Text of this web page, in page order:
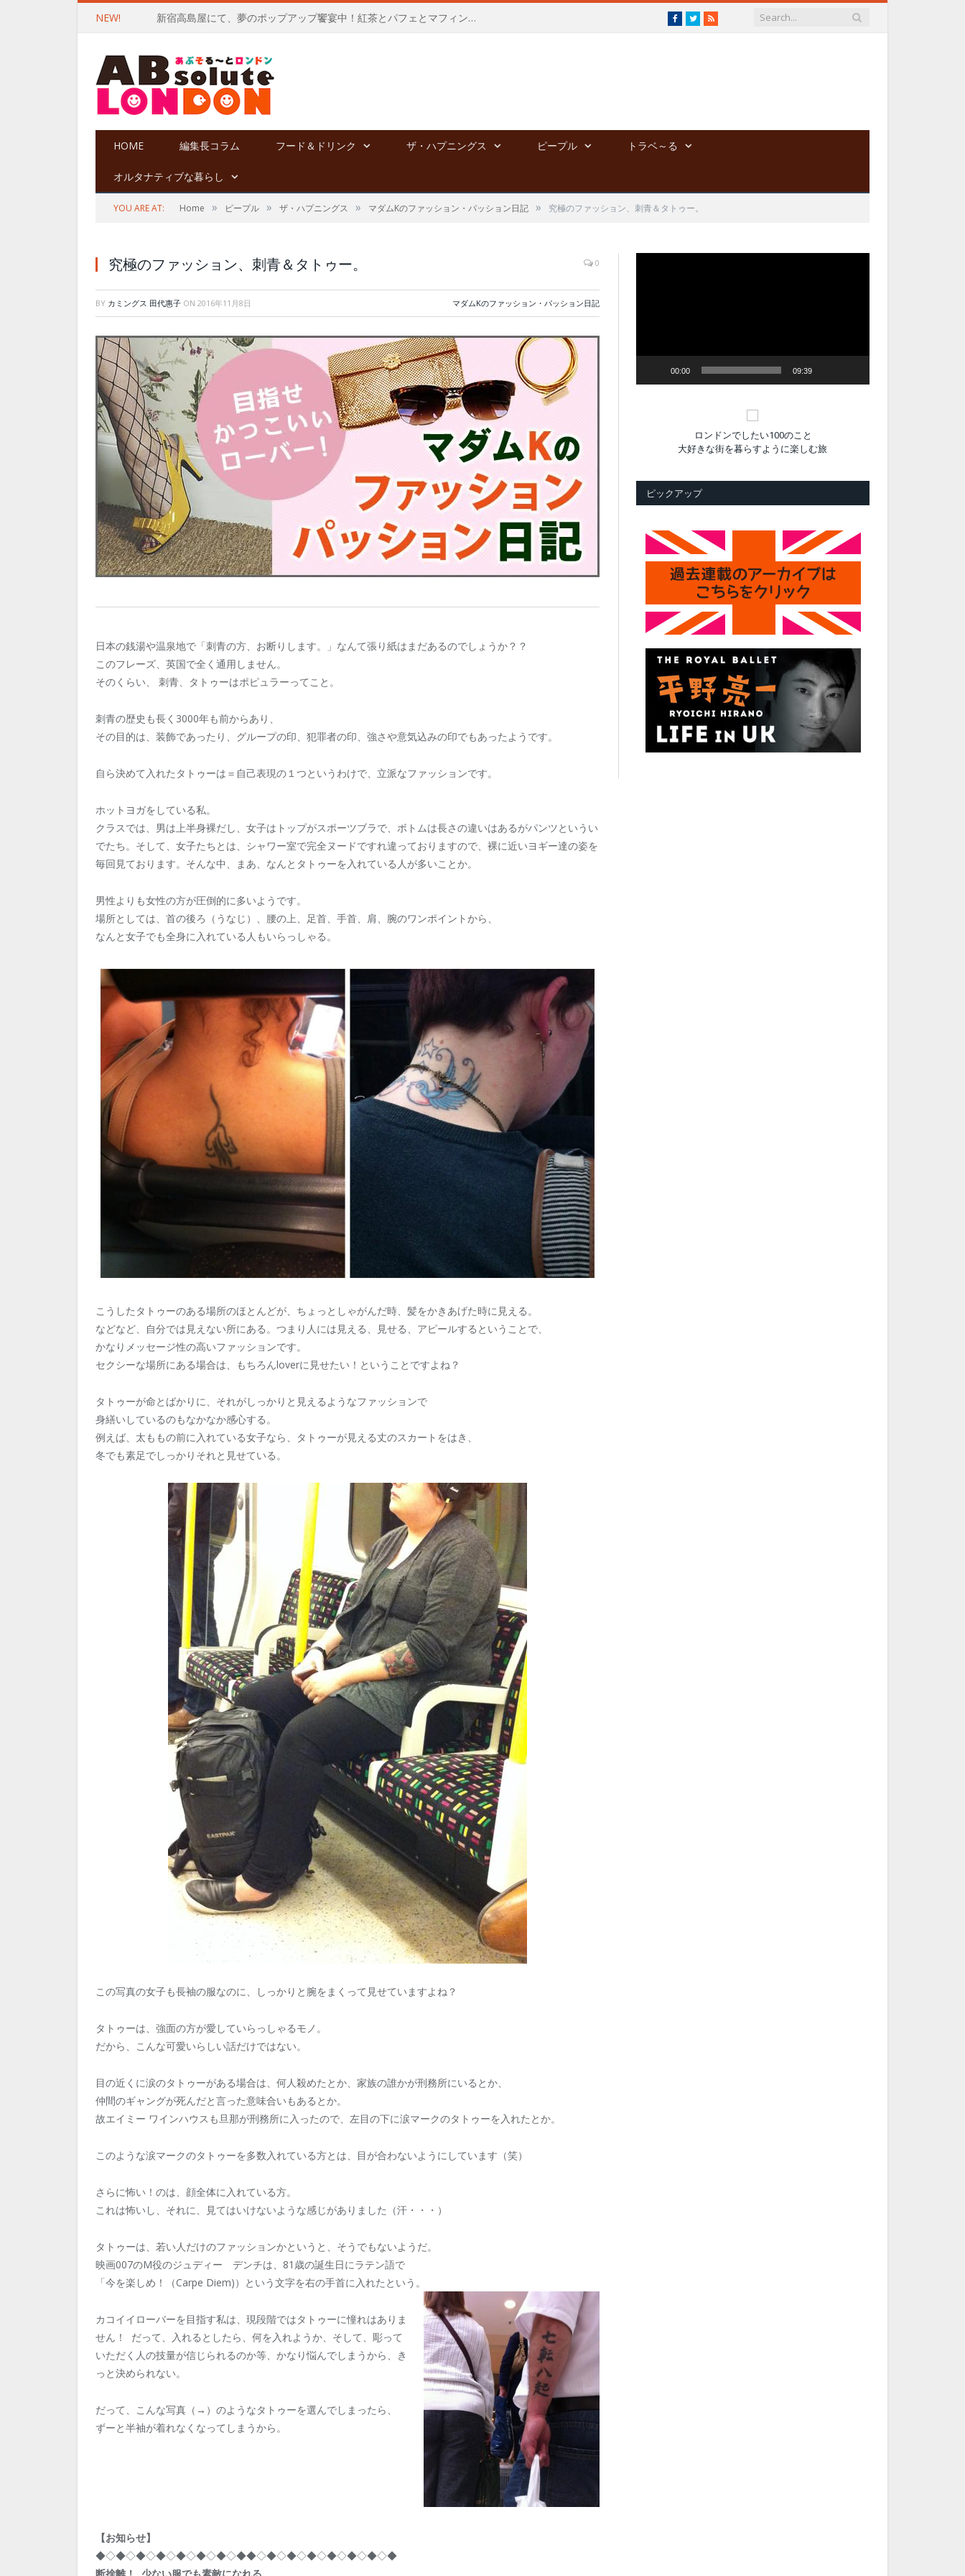
NEW! 新宿高島屋にて、夢のポップアップ饗宴中！紅茶とパフェとマフィンと⭐︎～8/4 Facebook
TwitterRSS
HOME 編集長コラム フード＆ドリンク ザ・ハプニングス ピープル トラベ～る
オルタナティブな暮らし
YOU ARE AT: Home » ピープル » ザ・ハプニングス » マダムKのファッション・パッション日記 » 究極のファッション、刺青＆タトゥー。
究極のファッション、刺青＆タトゥー。 0
BY カミングス 田代惠子 ON 2016年11月8日 マダムKのファッション・パッション日記
日本の銭湯や温泉地で「刺青の方、お断りします。」なんて張り紙はまだあるのでしょうか？？
このフレーズ、英国で全く通用しません。
そのくらい、 刺青、タトゥーはポピュラーってこと。
刺青の歴史も長く3000年も前からあり、
その目的は、装飾であったり、グループの印、犯罪者の印、強さや意気込みの印でもあったようです。
自ら決めて入れたタトゥーは＝自己表現の１つというわけで、立派なファッションです。
ホットヨガをしている私。
クラスでは、男は上半身裸だし、女子はトップがスポーツブラで、ボトムは長さの違いはあるがパンツというい
でたち。そして、女子たちとは、シャワー室で完全ヌードですれ違っておりますので、裸に近いヨギー達の姿を
毎回見ております。そんな中、まあ、なんとタトゥーを入れている人が多いことか。
男性よりも女性の方が圧倒的に多いようです。
場所としては、首の後ろ（うなじ）、腰の上、足首、手首、肩、腕のワンポイントから、
なんと女子でも全身に入れている人もいらっしゃる。
こうしたタトゥーのある場所のほとんどが、ちょっとしゃがんだ時、髪をかきあげた時に見える。
などなど、自分では見えない所にある。つまり人には見える、見せる、アピールするということで、
かなりメッセージ性の高いファッションです。
セクシーな場所にある場合は、もちろんloverに見せたい！ということですよね？
タトゥーが命とばかりに、それがしっかりと見えるようなファッションで
身繕いしているのもなかなか感心する。
例えば、太ももの前に入れている女子なら、タトゥーが見える丈のスカートをはき、
冬でも素足でしっかりそれと見せている。
この写真の女子も長袖の服なのに、しっかりと腕をまくって見せていますよね？
タトゥーは、強面の方が愛していらっしゃるモノ。
だから、こんな可愛いらしい話だけではない。
目の近くに涙のタトゥーがある場合は、何人殺めたとか、家族の誰かが刑務所にいるとか、
仲間のギャングが死んだと言った意味合いもあるとか。
故エイミー ワインハウスも旦那が刑務所に入ったので、左目の下に涙マークのタトゥーを入れたとか。
このような涙マークのタトゥーを多数入れている方とは、目が合わないようにしています（笑）
さらに怖い！のは、顔全体に入れている方。
これは怖いし、それに、見てはいけないような感じがありました（汗・・・）
タトゥーは、若い人だけのファッションかというと、そうでもないようだ。
映画007のM役のジュディー デンチは、81歳の誕生日にラテン語で
「今を楽しめ！（Carpe Diem)）という文字を右の手首に入れたという。
カコイイローバーを目指す私は、現段階ではタトゥーに憧れはありま
せん！ だって、入れるとしたら、何を入れようか、そして、彫って
いただく人の技量が信じられるのか等、かなり悩んでしまうから、き
っと決められない。
だって、こんな写真（→）のようなタトゥーを選んでしまったら、
ずーと半袖が着れなくなってしまうから。
【お知らせ】
◆◇◆◇◆◇◆◇◆◇◆◇◆◇◆◆◇◆◇◆◇◆◇◆◇◆◇◆◇◆
00:00 09:39
ロンドンでしたい100のこと
大好きな街を暮らすように楽しむ旅
ピックアップ